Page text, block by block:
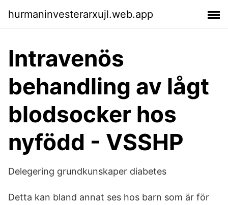
hurmaninvesterarxujl.web.app
Intravenös
behandling av lågt
blodsocker hos
nyfödd - VSSHP
Delegering grundkunskaper diabetes
Detta kan bland annat ses hos barn som är för